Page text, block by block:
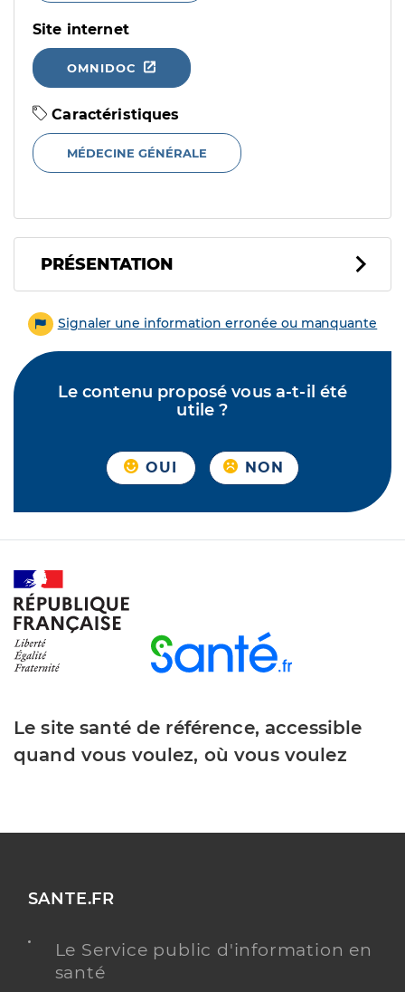
Site internet
OMNIDOC
Caractéristiques
MÉDECINE GÉNÉRALE
PRÉSENTATION
Signaler une information erronée ou manquante
Le contenu proposé vous a-t-il été
utile ?
OUI NON
Le site santé de référence, accessible
quand vous voulez, où vous voulez
SANTE.FR
Le Service public d'information en
santé